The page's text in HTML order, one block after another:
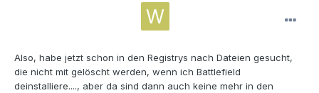
Also, habe jetzt schon in den Registrys nach Dateien gesucht,
die nicht mit gelöscht werden, wenn ich Battlefield
deinstalliere...., aber da sind dann auch keine mehr in den